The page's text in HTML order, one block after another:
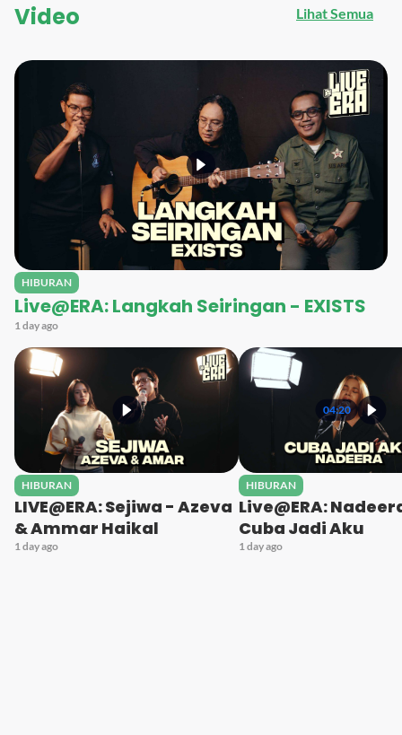
Video Lihat Semua
HIBURAN
Live@ERA: Langkah Seiringan - EXISTS
1 day ago
HIBURAN
LIVE@ERA: Sejiwa - Azeva
& Ammar Haikal
1 day ago
04:20
HIBURAN
Live@ERA:
Cuba Jadi Aku
1 day ago